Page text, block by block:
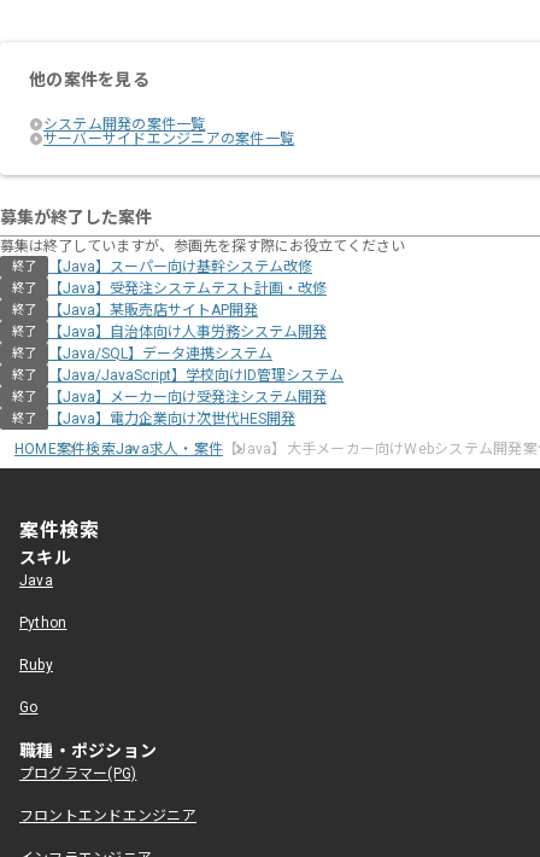
他の案件を見る
システム開発の案件一覧
サーバーサイドエンジニアの案件一覧
募集が終了した案件
募集は終了していますが、参画先を探す際にお役立てください
終了 【Java】スーパー向け基幹システム改修
終了 【Java】受発注システムテスト計画・改修
終了 【Java】某販売店サイトAP開発
終了 【Java】自治体向け人事労務システム開発
終了 【Java/SQL】データ連携システム
終了 【Java/JavaScript】学校向けID管理システム
終了 【Java】メーカー向け受発注システム開発
終了
【Java】電力企業向け次世代HES開発
HOME案件検索Java求人・案件 【Java】大手メーカー向けWebシステム開発
案件検索
スキル
Java
Python
Ruby
Go
職種・ポジション
プログラマー(PG)
フロントエンドエンジニア